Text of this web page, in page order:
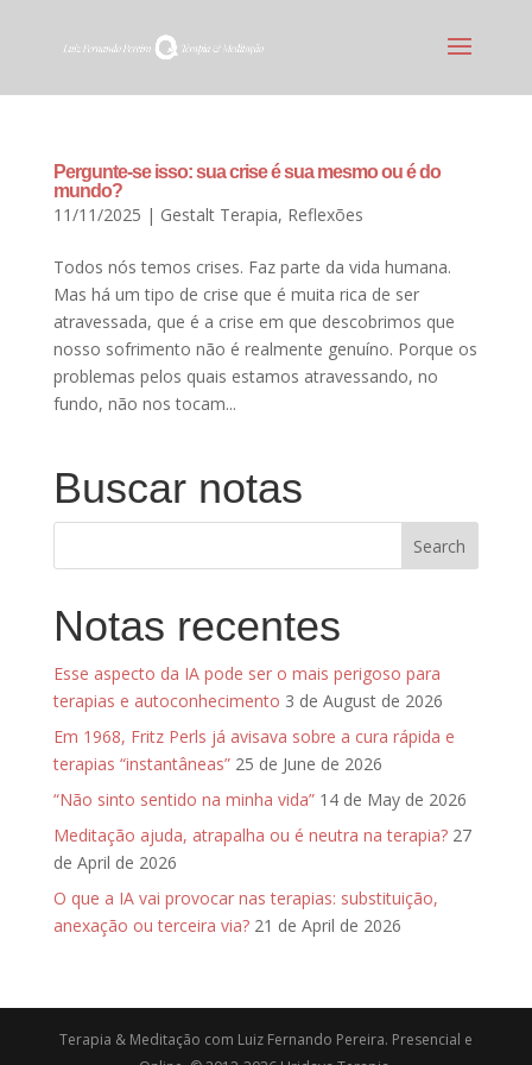
Pergunte-se isso: sua crise é sua mesmo ou é do
mundo?
11/11/2025 | Gestalt Terapia, Reflexões
Todos nós temos crises. Faz parte da vida humana.
Mas há um tipo de crise que é muita rica de ser
atravessada, que é a crise em que descobrimos que
nosso sofrimento não é realmente genuíno. Porque os
problemas pelos quais estamos atravessando, no
fundo, não nos tocam...
Buscar notas
Notas recentes
Esse aspecto da IA pode ser o mais perigoso para
terapias e autoconhecimento 3 de August de 2026
Em 1968, Fritz Perls já avisava sobre a cura rápida e
terapias “instantâneas” 25 de June de 2026
“Não sinto sentido na minha vida” 14 de May de 2026
Meditação ajuda, atrapalha ou é neutra na terapia? 27
de April de 2026
O que a IA vai provocar nas terapias: substituição,
anexação ou terceira via? 21 de April de 2026
Terapia & Meditação com Luiz Fernando Pereira. Presencial e